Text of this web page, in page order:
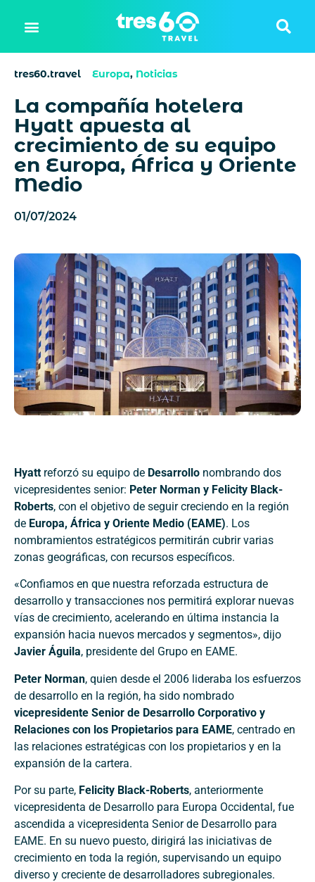
tres60.travel Europa, Noticias
La compañía hotelera
Hyatt apuesta al
crecimiento de su equipo
en Europa, África y Oriente
Medio
01/07/2024
Hyatt reforzó su equipo de Desarrollo nombrando dos
vicepresidentes senior: Peter Norman y Felicity Black-
Roberts, con el objetivo de seguir creciendo en la región
de Europa, África y Oriente Medio (EAME). Los
nombramientos estratégicos permitirán cubrir varias
zonas geográficas, con recursos específicos.
«Confiamos en que nuestra reforzada estructura de
desarrollo y transacciones nos permitirá explorar nuevas
vías de crecimiento, acelerando en última instancia la
expansión hacia nuevos mercados y segmentos», dijo
Javier Águila, presidente del Grupo en EAME.
Peter Norman, quien desde el 2006 lideraba los esfuerzos
de desarrollo en la región, ha sido nombrado
vicepresidente Senior de Desarrollo Corporativo y
Relaciones con los Propietarios para EAME, centrado en
las relaciones estratégicas con los propietarios y en la
expansión de la cartera.
Por su parte, Felicity Black-Roberts, anteriormente
vicepresidenta de Desarrollo para Europa Occidental, fue
ascendida a vicepresidenta Senior de Desarrollo para
EAME. En su nuevo puesto, dirigirá las iniciativas de
crecimiento en toda la región, supervisando un equipo
diverso y creciente de desarrolladores subregionales.